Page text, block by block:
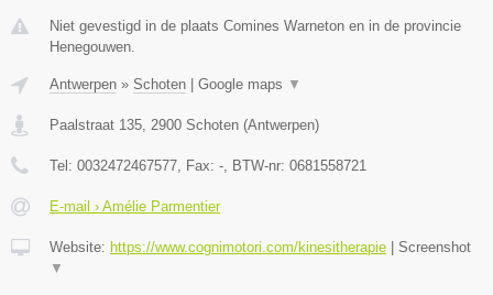
Niet gevestigd in de plaats Comines Warneton en in de provincie
Henegouwen.
Antwerpen » Schoten Google maps ▼
Paalstraat 135 2900 Schoten (Antwerpen)
Tel: 0032472467577 , Fax: - , BTW-nr: 0681558721
E-mail › Amélie Parmentier
Website: https://www.cognimotori.com/kinesitherapie
Screenshot
▼